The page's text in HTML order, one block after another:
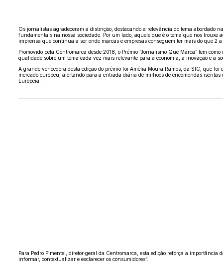
Os jornalistas agradeceram a distinção, destacando a relevância do tema abordado
fundamentais na nossa sociedade. Por um lado, aquele que é o tema que nos
imprensa que continua a ser onde marcas e empresas conseguem ter mais do que 2
Promovido pela Centromarca desde 2018, o Prémio “Jornalismo Que Marca” tem
qualidade sobre um tema cada vez mais relevante para a economia, a inovação e a
A grande vencedora desta edição do prémio foi Amélia Moura Ramos, da SIC, que
mercado europeu, alertando para a entrada diária de milhões de encomendas
Europeia.
Para Pedro Pimentel, diretor‑geral da Centromarca, esta edição reforça a
informar, contextualizar e esclarecer os consumidores”.